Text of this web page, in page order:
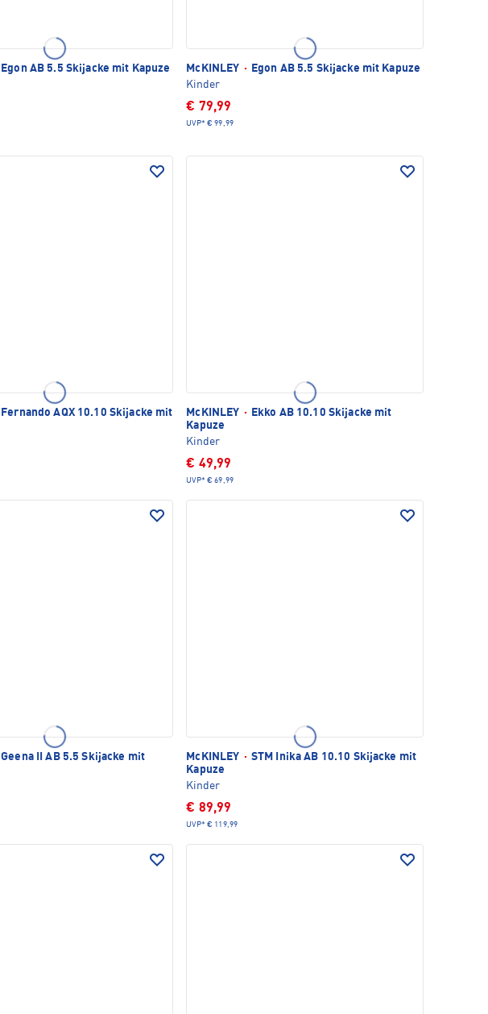
Egon AB 5.5 Skijacke mit Kapuze
McKINLEY ·
Egon AB 5.5 Skijacke mit Kapuze
Kinder
€ 79,99
UVP* € 99,99
Fernando AQX 10.10 Skijacke mit
McKINLEY ·
Ekko AB 10.10 Skijacke mit
Kapuze
Kinder
€ 49,99
UVP* € 69,99
Geena II AB 5.5 Skijacke mit
McKINLEY · STM Inika AB 10.10 Skijacke mit
Kapuze
Kinder
€ 89,99
UVP* € 119,99